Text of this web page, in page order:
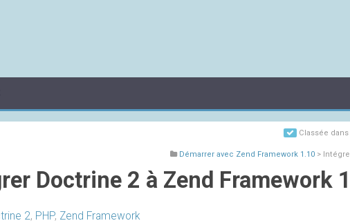
Classée dans
Démarrer avec Zend Framework 1.10 >
Doctrine 2 à Zend Framework
2, PHP, Zend Framework